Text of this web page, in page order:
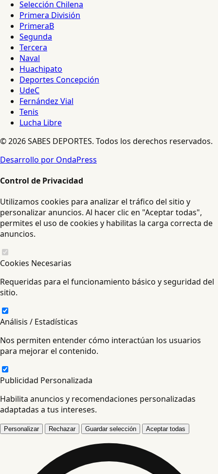
Selección Chilena
Primera División
PrimeraB
Segunda
Tercera
Naval
Huachipato
Deportes Concepción
UdeC
Fernández Vial
Tenis
Lucha Libre
© 2026 SABES DEPORTES. Todos los derechos reservados.
Desarrollo por OndaPress
Control de Privacidad
Utilizamos cookies para analizar el tráfico del sitio y
personalizar anuncios. Al hacer clic en "Aceptar todas",
permites el uso de cookies y habilitas la carga correcta de
anuncios.
Cookies Necesarias
Requeridas para el funcionamiento básico y seguridad del
sitio.
Análisis / Estadísticas
Nos permiten entender cómo interactúan los usuarios
para mejorar el contenido.
Publicidad Personalizada
Habilita anuncios y recomendaciones personalizadas
adaptadas a tus intereses.
Personalizar Rechazar Guardar selección Aceptar todas